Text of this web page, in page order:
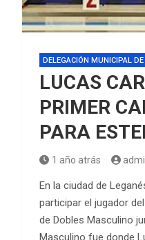
DELEGACIÓN MUNICIPAL
LUCAS
PRIMER
PARA
1 año atrás
En la ciudad de
participar el jugador
de Dobles Masculino
Masculino fue donde